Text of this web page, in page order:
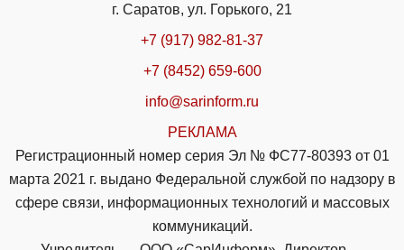
г. Саратов, ул. Горького, 21
+7 (917) 982-81-37
+7 (8452) 659-600
info@sarinform.ru
РЕКЛАМА
Регистрационный номер серия Эл № ФС77-80393 от 01
марта 2021 г. выдано Федеральной службой по надзору в
сфере связи, информационных технологий и массовых
коммуникаций.